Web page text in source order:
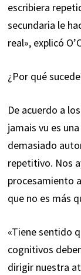
escribiera
secundaria le
real», explicó
¿Por qué
De acuerdo a
jamais vu es
demasiado
repetitivo. Nos
procesamiento
que no es más
«Tiene sentido
cognitivos
dirigir nuestra